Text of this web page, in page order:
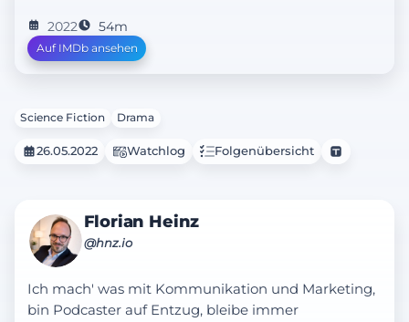
Sternenflotte bekämpft werden kann.
Uhura befindet sich derweil innerhalb ihrer
Ausbildungsrotation unter Hemmers
unvorhersehbaren Herausforderungen
2022 54m
Auf IMDb ansehen
Science Fiction Drama
26.05.2022 Watchlog Folgenübersicht
Florian Heinz
@hnz.io
Ich mach' was mit Kommunikation und Marketing,
bin Podcaster auf Entzug, bleibe immer